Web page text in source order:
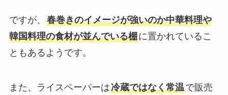
ですが、 春巻きのイメージが強いのか中華料理や
韓国料理の食材が並んでいる棚に置かれているこ
ともあるようです。
また、ライスペーパーは冷蔵ではなく常温で販売